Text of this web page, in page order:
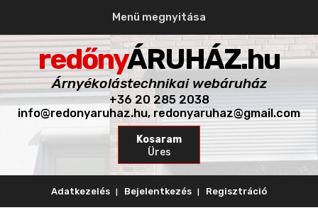
redőnyÁRUHÁZ.hu
Árnyékolástechnikai webáruház
+36 20 285 2038
info@redonyaruhaz.hu, redonyaruhaz@gmail.com
Kosaram
Üres
Adatkezelés Bejelentkezés Regisztráció
Menü megnyitása